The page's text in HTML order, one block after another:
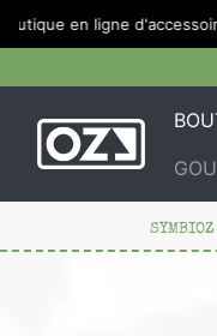
en ligne d'accessoires